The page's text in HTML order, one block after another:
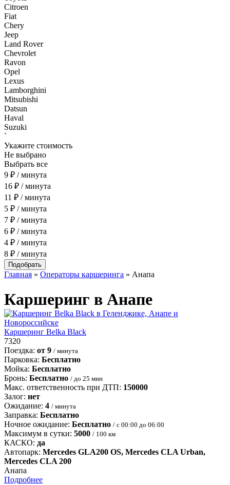
Citroen
Fiat
Chery
Jeep
Land Rover
Chevrolet
Ravon
Opel
Lexus
Lamborghini
Mitsubishi
Datsun
Haval
Suzuki
`
Укажите стоимость
Не выбрано
Выбрать все
9 ₽ / минута
16 ₽ / минута
11 ₽ / минута
5 ₽ / минута
7 ₽ / минута
6 ₽ / минута
4 ₽ / минута
8 ₽ / минута
Главная » Операторы каршеринга » Анапа
Каршеринг в Анапе
Каршеринг Belka Black
7320
Поездка: от 9 / минута
Парковка: Бесплатно
Мойка: Бесплатно
Бронь: Бесплатно / до 25 мин
Макс. ответственность при ДТП: 150000
Залог: нет
Ожидание: 4 / минута
Заправка: Бесплатно
Ночное ожидание: Бесплатно / с 00:00 до 06:00
Максимум в сутки: 5000 / 100 км
КАСКО: да
Автопарк: Mercedes GLA200 OS, Mercedes CLA Urban,
Mercedes CLA 200
Анапа
Подробнее